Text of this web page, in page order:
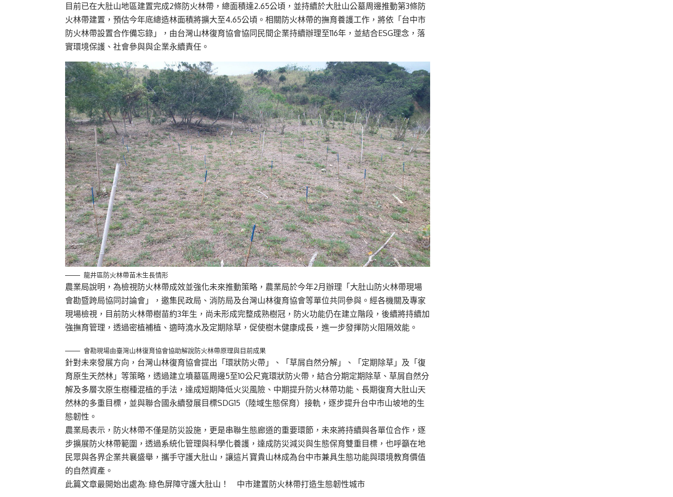
目前已在大肚山地區建置完成2條防火林帶，總面積達2.65公頃，並持續於大肚山公墓周邊推動第3條防
火林帶建置，預估今年底總造林面積將擴大至4.65公頃。相關防火林帶的撫育養護工作，將依「台中市
防火林帶設置合作備忘錄」，由台灣山林復育協會協同民間企業持續辦理至116年，並結合ESG理念，落
實環境保護、社會參與與企業永續責任。
龍井區防火林帶苗木生長情形
農業局說明，為檢視防火林帶成效並強化未來推動策略，農業局於今年2月辦理「大肚山防火林帶現場
會勘暨跨局協同討論會」，邀集民政局、消防局及台灣山林復育協會等單位共同參與。經各機關及專家
現場檢視，目前防火林帶樹苗約3年生，尚未形成完整成熟樹冠，防火功能仍在建立階段，後續將持續加
強撫育管理，透過密植補植、適時澆水及定期除草，促使樹木健康成長，進一步發揮防火阻隔效能。
會勘現場由臺灣山林復育協會協助解說防火林帶原理與目前成果
針對未來發展方向，台灣山林復育協會提出「環狀防火帶」、「草屑自然分解」、「定期除草」及「復
育原生天然林」等策略，透過建立墳墓區周邊5至10公尺寬環狀防火帶，結合分期定期除草、草屑自然分
解及多層次原生樹種混植的手法，達成短期降低火災風險、中期提升防火林帶功能、長期復育大肚山天
然林的多重目標，並與聯合國永續發展目標SDG15（陸域生態保育）接軌，逐步提升台中市山坡地的生
態韌性。
農業局表示，防火林帶不僅是防災設施，更是串聯生態廊道的重要環節，未來將持續與各單位合作，逐
步擴展防火林帶範圍，透過系統化管理與科學化養護，達成防災減災與生態保育雙重目標，也呼籲在地
民眾與各界企業共襄盛舉，攜手守護大肚山，讓這片寶貴山林成為台中市兼具生態功能與環境教育價值
的自然資產。
此篇文章最開始出處為: 綠色屏障守護大肚山！ 中市建置防火林帶打造生態韌性城市